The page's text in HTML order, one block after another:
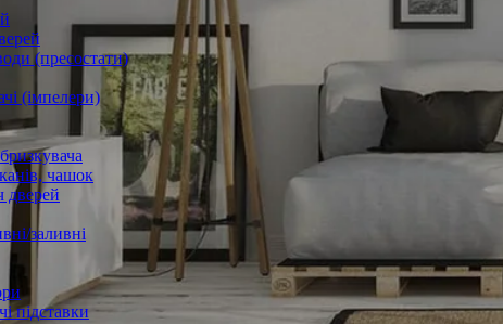
(пресостати)
(імпелери)
чашок
дверей
заливні
підставки